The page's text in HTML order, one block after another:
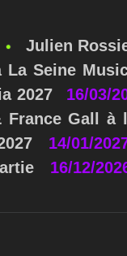
Julien
Seine
2027
16/03/
Gall
14/01/
16/12/